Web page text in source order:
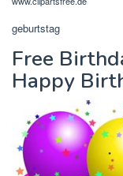
geburtstag
Free
Happy